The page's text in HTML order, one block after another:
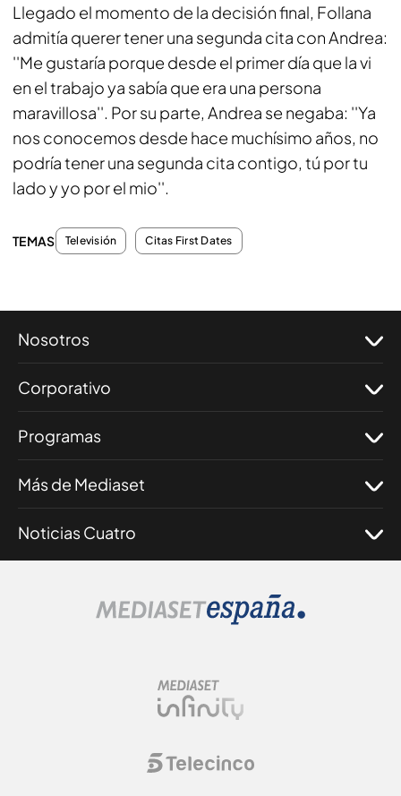
Llegado el momento de la decisión final, Follana
admitía querer tener una segunda cita con Andrea:
''Me gustaría porque desde el primer día que la vi
en el trabajo ya sabía que era una persona
maravillosa''. Por su parte, Andrea se negaba: ''Ya
nos conocemos desde hace muchísimo años, no
podría tener una segunda cita contigo, tú por tu
lado y yo por el mio''.
TEMAS Televisión Citas First Dates
Nosotros
Corporativo
Programas
Más de Mediaset
Noticias Cuatro